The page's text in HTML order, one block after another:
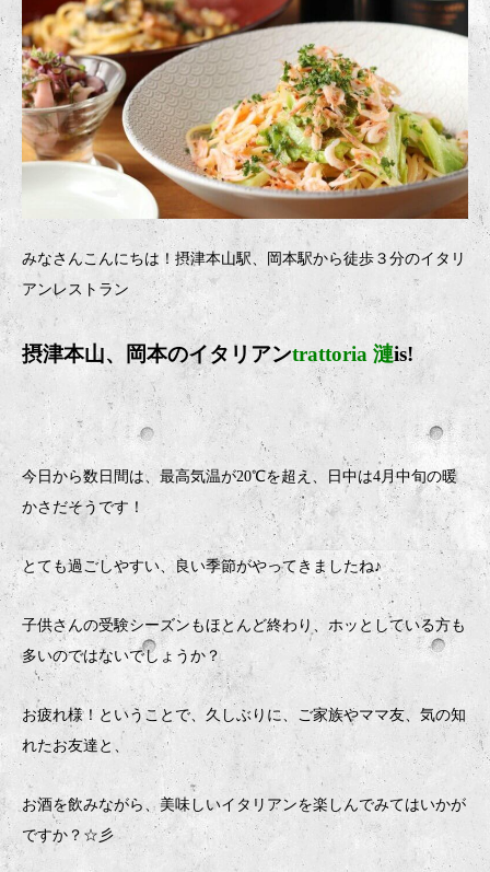
みなさんこんにちは！摂津本山駅、岡本駅から徒歩３分のイタリ
アンレストラン
摂津本山、岡本のイタリアンtrattoria 漣is!
今日から数日間は、最高気温が20℃を超え、日中は4月中旬の暖
かさだそうです！
とても過ごしやすい、良い季節がやってきましたね♪
子供さんの受験シーズンもほとんど終わり、ホッとしている方も
多いのではないでしょうか？
お疲れ様！ということで、久しぶりに、ご家族やママ友、気の知
れたお友達と、
お酒を飲みながら、美味しいイタリアンを楽しんでみてはいかが
ですか？☆彡